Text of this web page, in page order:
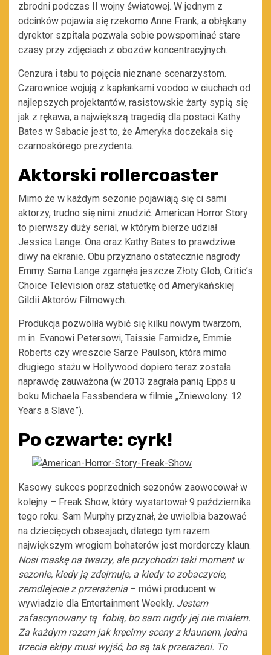
zbrodni podczas II wojny światowej. W jednym z
odcinków pojawia się rzekomo Anne Frank, a obłąkany
dyrektor szpitala pozwala sobie powspominać stare
czasy przy zdjęciach z obozów koncentracyjnych.
Cenzura i tabu to pojęcia nieznane scenarzystom.
Czarownice wojują z kapłankami voodoo w ciuchach od
najlepszych projektantów, rasistowskie żarty sypią się
jak z rękawa, a największą tragedią dla postaci Kathy
Bates w Sabacie jest to, że Ameryka doczekała się
czarnoskórego prezydenta.
Aktorski rollercoaster
Mimo że w każdym sezonie pojawiają się ci sami
aktorzy, trudno się nimi znudzić. American Horror Story
to pierwszy duży serial, w którym bierze udział
Jessica Lange. Ona oraz Kathy Bates to prawdziwe
diwy na ekranie. Obu przyznano ostatecznie nagrody
Emmy. Sama Lange zgarnęła jeszcze Złoty Glob, Critic’s
Choice Television oraz statuetkę od Amerykańskiej
Gildii Aktorów Filmowych.
Produkcja pozwoliła wybić się kilku nowym twarzom,
m.in. Evanowi Petersowi, Taissie Farmidze, Emmie
Roberts czy wreszcie Sarze Paulson, która mimo
długiego stażu w Hollywood dopiero teraz została
naprawdę zauważona (w 2013 zagrała panią Epps u
boku Michaela Fassbendera w filmie „Zniewolony. 12
Years a Slave”).
Po czwarte: cyrk!
Kasowy sukces poprzednich sezonów zaowocował w
kolejny – Freak Show, który wystartował 9 października
tego roku. Sam Murphy przyznał, że uwielbia bazować
na dziecięcych obsesjach, dlatego tym razem
największym wrogiem bohaterów jest morderczy klaun.
Nosi maskę na twarzy, ale przychodzi taki moment w
sezonie, kiedy ją zdejmuje, a kiedy to zobaczycie,
zemdlejecie z przerażenia – mówi producent w
wywiadzie dla Entertainment Weekly. Jestem
zafascynowany tą fobią, bo sam nigdy jej nie miałem.
Za każdym razem jak kręcimy sceny z klaunem, jedna
trzecia ekipy musi wyjść, bo są tak przerażeni. To